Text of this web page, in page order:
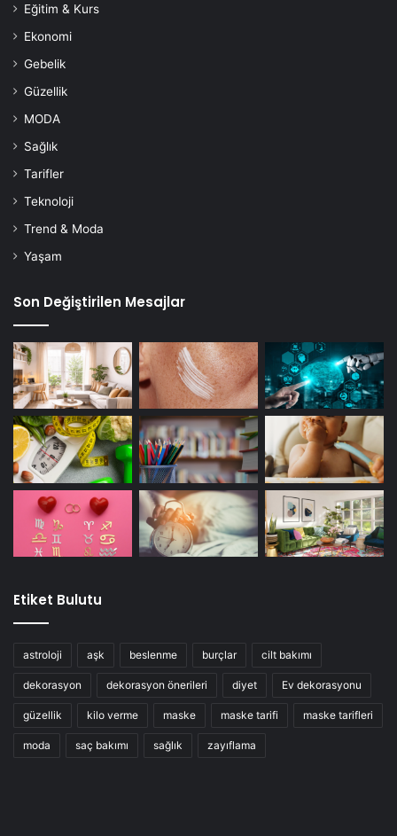
Eğitim & Kurs
Ekonomi
Gebelik
Güzellik
MODA
Sağlık
Tarifler
Teknoloji
Trend & Moda
Yaşam
Son Değiştirilen Mesajlar
Etiket Bulutu
astroloji aşk beslenme burçlar cilt bakımı
dekorasyon dekorasyon önerileri diyet Ev dekorasyonu
güzellik kilo verme maske maske tarifi maske tarifleri
moda saç bakımı sağlık zayıflama